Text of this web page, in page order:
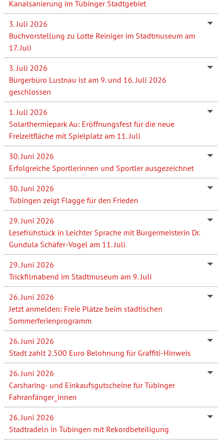
Kanalsanierung im Tübinger Stadtgebiet
3. Juli 2026
Buchvorstellung zu Lotte Reiniger im Stadtmuseum am
17. Juli
3. Juli 2026
Bürgerbüro Lustnau ist am 9. und 16. Juli 2026
geschlossen
1. Juli 2026
Solarthermiepark Au: Eröffnungsfest für die neue
Freizeitfläche mit Spielplatz am 11. Juli
30. Juni 2026
Erfolgreiche Sportlerinnen und Sportler ausgezeichnet
30. Juni 2026
Tübingen zeigt Flagge für den Frieden
29. Juni 2026
Lesefrühstück in Leichter Sprache mit Bürgermeisterin Dr.
Gundula Schäfer-Vogel am 11. Juli
29. Juni 2026
Trickfilmabend im Stadtmuseum am 9. Juli
26. Juni 2026
Jetzt anmelden: Freie Plätze beim städtischen
Sommerferienprogramm
26. Juni 2026
Stadt zahlt 2.500 Euro Belohnung für Graffiti-Hinweis
26. Juni 2026
Carsharing- und Einkaufsgutscheine für Tübinger
Fahranfänger_innen
26. Juni 2026
Stadtradeln in Tübingen mit Rekordbeteiligung